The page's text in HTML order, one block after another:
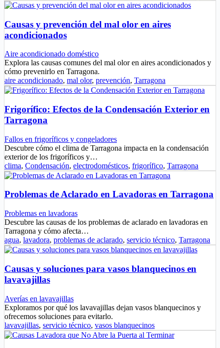
Causas y prevención del mal olor en aires
acondicionados
Aire acondicionado doméstico
Explora las causas comunes del mal olor en aires acondicionados y
cómo prevenirlo en Tarragona.
aire acondicionado, mal olor, prevención, Tarragona
Frigorífico: Efectos de la Condensación Exterior en
Tarragona
Fallos en frigoríficos y congeladores
Descubre cómo el clima de Tarragona impacta en la condensación
exterior de los frigoríficos y…
clima, Condensación, electrodomésticos, frigorífico, Tarragona
Problemas de Aclarado en Lavadoras en Tarragona
Problemas en lavadoras
Descubre las causas de los problemas de aclarado en lavadoras en
Tarragona y cómo afecta…
agua, lavadora, problemas de aclarado, servicio técnico, Tarragona
Causas y soluciones para vasos blanquecinos en
lavavajillas
Averías en lavavajillas
Exploramos por qué los lavavajillas dejan vasos blanquecinos y
ofrecemos soluciones para evitarlo.
lavavajillas, servicio técnico, vasos blanquecinos